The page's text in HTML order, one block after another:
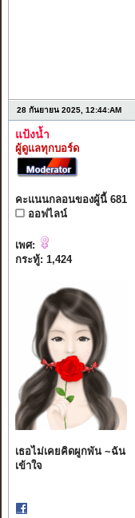
28 กันยายน 2025, 12:44:AM
แป้งน้ำ
ผู้ดูแลทุกบอร์ด
คะแนนกลอนของผู้นี้ 681
ออฟไลน์
เพศ:
กระทู้: 1,424
เธอไม่เคยคิดผูกพัน ~ฉัน
เข้าใจ